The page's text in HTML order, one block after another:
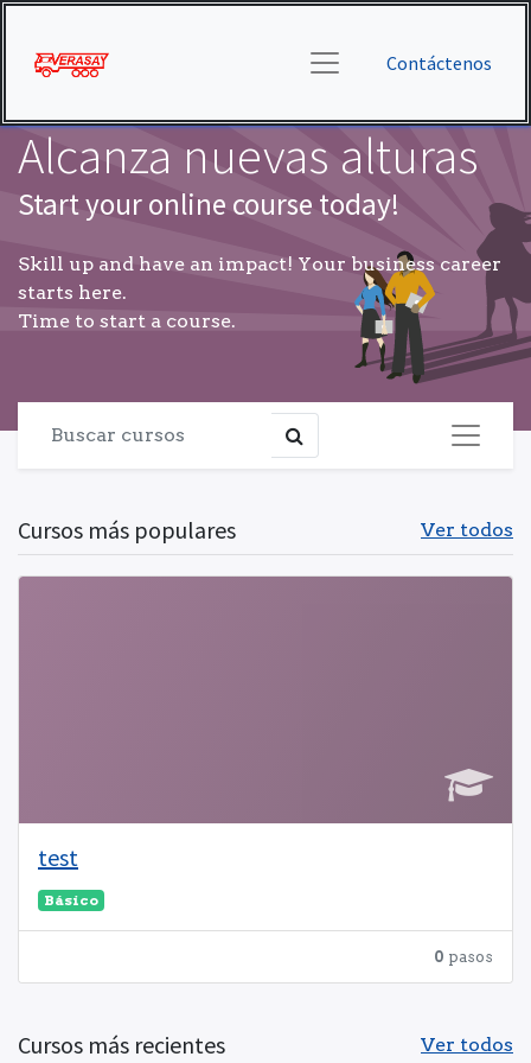
Contáctenos
Alcanza nuevas alturas
Start your online course today!
Skill up and have an impact! Your business career
starts here.
Time to start a course.
Ver todos
Cursos más populares
test
Básico
0 pasos
Ver todos
Cursos más recientes